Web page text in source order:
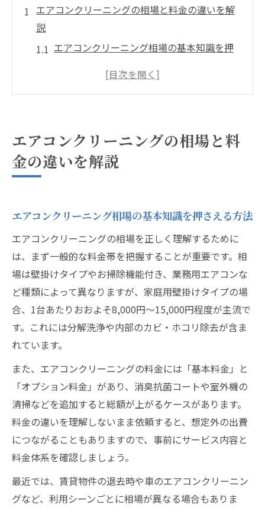
エアコンクリーニングの相場と料金の違いを解
説
エアコンクリーニング相場の基本知識を押
壁掛けタイプとお掃除機能付きの相場比較
安いクリーニング料金の落とし穴と注意点
エアコンクリーニング相場の最新傾向と料
エアコンクリーニング業者比較で後悔しな
い方法
失敗しやすい業者選びのポイントと対策
追加料金の発生条件と相場の見極め方
口コミだけに頼らない相場チェックのコツ
エアコンクリーニングでよくある失敗事例
賃貸のエアコンクリーニング相場と費用負
担の注意点
退去時に必要なエアコンクリーニング相場
の目安
原状回復で求められるクリーニング料金の
賃貸契約書から読み解くエアコンクリーニ
エアコンクリーニングの相場と料
金の違いを解説
エアコンクリーニング相場の基本知識を押さえる方法
エアコンクリーニングの相場を正しく理解するために
は、まず一般的な料金帯を把握することが重要です。相
場は壁掛けタイプやお掃除機能付き、業務用エアコンな
ど種類によって異なりますが、家庭用壁掛けタイプの場
合、1台あたりおおよそ8,000円～15,000円程度が主流で
す。これには分解洗浄や内部のカビ・ホコリ除去が含ま
れています。
また、エアコンクリーニングの料金には「基本料金」と
「オプション料金」があり、消臭抗菌コートや室外機の
清掃などを追加すると総額が上がるケースがあります。
料金の違いを理解しないまま依頼すると、想定外の出費
につながることもありますので、事前にサービス内容と
料金体系を確認しましょう。
最近では、賃貸物件の退去時や車のエアコンクリーニン
グなど、利用シーンごとに相場が異なる場合もありま